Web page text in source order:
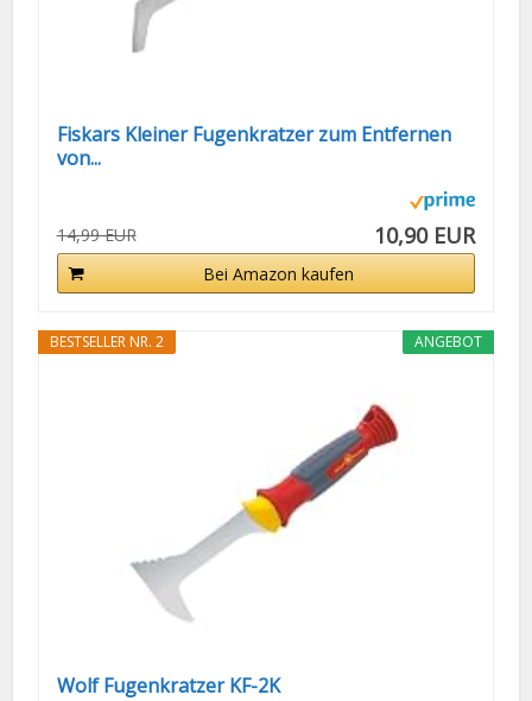
Fiskars Kleiner Fugenkratzer zum Entfernen
von...
14,99 EUR 10,90 EUR
Bei Amazon kaufen
ANGEBOT
BESTSELLER NR. 2
Wolf Fugenkratzer KF-2K